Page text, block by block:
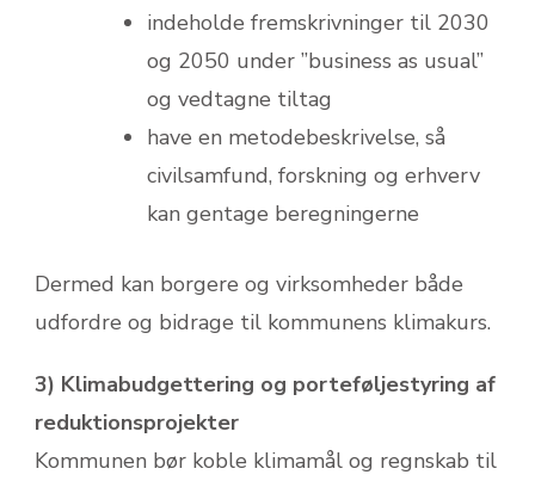
indeholde fremskrivninger til 2030
og 2050 under ”business as usual”
og vedtagne tiltag
have en metodebeskrivelse, så
civilsamfund, forskning og erhverv
kan gentage beregningerne
Dermed kan borgere og virksomheder både
udfordre og bidrage til kommunens klimakurs.
3) Klimabudgettering og porteføljestyring af
reduktionsprojekter
Kommunen bør koble klimamål og regnskab til